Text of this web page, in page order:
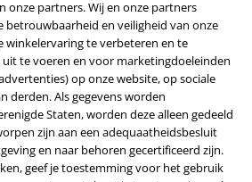
onze partners. Wij en onze partners
betrouwbaarheid en veiligheid van onze
winkelervaring te verbeteren en te
uit te voeren en voor marketingdoeleinden
op onze website, op sociale
derden. Als gegevens worden
Staten, worden deze alleen gedeeld
zijn aan een adequaatheidsbesluit
en naar behoren gecertificeerd zijn.
geef je toestemming voor het gebruik